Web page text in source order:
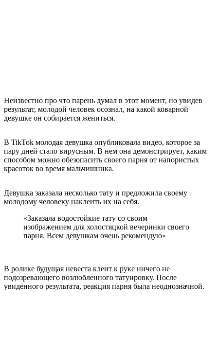
Неизвестно про что парень думал в этот момент, но увидев
результат, молодой человек осознал, на какой коварной
девушке он собирается жениться.
В TikTok молодая девушка опубликовала видео, которое за
пару дней стало вирусным. В нем она демонстрирует, каким
способом можно обезопасить своего парня от напористых
красоток во время мальчишника.
Девушка заказала несколько тату и предложила своему
молодому человеку наклеить их на себя.
«Заказала водостойкие тату со своим
изображением для холостяцкой вечеринки своего
парня. Всем девушкам очень рекомендую»
В ролике будущая невеста клеит к руке ничего не
подозревающего возлюбленного татуировку. После
увиденного результата, реакция парня была неоднозначной.